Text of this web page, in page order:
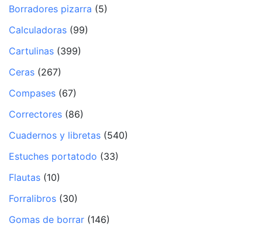
Borradores pizarra (5)
Calculadoras (99)
Cartulinas (399)
Ceras (267)
Compases (67)
Correctores (86)
Cuadernos y libretas (540)
Estuches portatodo (33)
Flautas (10)
Forralibros (30)
Gomas de borrar (146)